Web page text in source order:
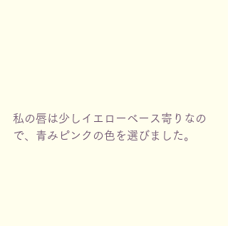
私の唇は少しイエローベース寄りなの
で、青みピンクの色を選びました。